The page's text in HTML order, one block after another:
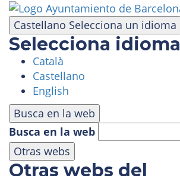
Castellano Selecciona un idioma
Selecciona idioma
Català
Castellano
English
Busca en la web
Busca en la web
Otras webs
Otras webs del
Pasar
contenido
principal
VISITA
PARQUE DE ATRACCIONES
ÁREA PANORÁMICA